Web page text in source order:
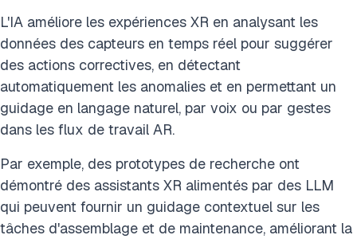
L'IA améliore les expériences XR en analysant les
données des capteurs en temps réel pour suggérer
des actions correctives, en détectant
automatiquement les anomalies et en permettant un
guidage en langage naturel, par voix ou par gestes
dans les flux de travail AR.
Par exemple, des prototypes de recherche ont
démontré des assistants XR alimentés par des LLM
qui peuvent fournir un guidage contextuel sur les
tâches d'assemblage et de maintenance, améliorant la